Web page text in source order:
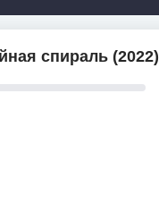
спираль (2022)